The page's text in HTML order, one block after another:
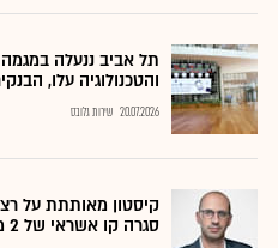
תל אביב ננעלה
והטכנולוגיה עלו,
20.07.2026 שירות גלובס
קיסטון מאותתת על
סגרה קו אשראי של 2 מיליארד שקל